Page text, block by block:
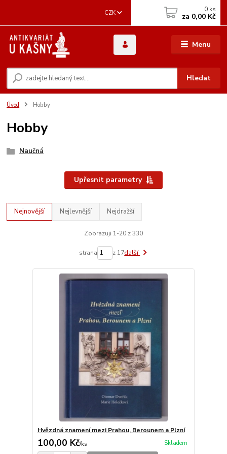
Menu
CZK
Hledat
0 ks
za 0,00 Kč
Úvod Hobby
Hobby
Naučná
Upřesnit parametry
Nejnovější Nejlevnější Nejdražší
Zobrazuji 1-20 z 330
strana z 17další
Hvězdná znamení mezi Prahou, Berounem a Plzní
100,00 Kč/ks Skladem